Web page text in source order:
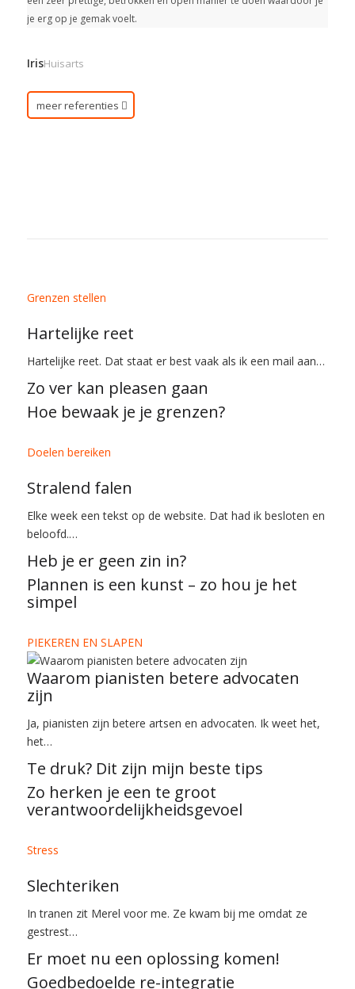
je erg op je gemak voelt.
IrisHuisarts
meer referenties
Grenzen stellen
Hartelijke reet
Hartelijke reet. Dat staat er best vaak als ik een mail aan…
Zo ver kan pleasen gaan
Hoe bewaak je je grenzen?
Doelen bereiken
Stralend falen
Elke week een tekst op de website. Dat had ik besloten en
beloofd.…
Heb je er geen zin in?
Plannen is een kunst – zo hou je het
simpel
PIEKEREN EN SLAPEN
Waarom pianisten betere advocaten
zijn
Ja, pianisten zijn betere artsen en advocaten. Ik weet het,
het…
Te druk? Dit zijn mijn beste tips
Zo herken je een te groot
verantwoordelijkheidsgevoel
Stress
Slechteriken
In tranen zit Merel voor me. Ze kwam bij me omdat ze
gestrest…
Er moet nu een oplossing komen!
Goedbedoelde re-integratie